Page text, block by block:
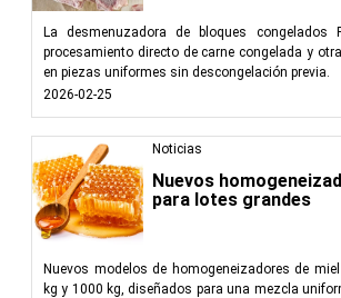
La desmenuzadora de bloques congelados
procesamiento directo de carne congelada y
en piezas uniformes sin descongelación previa.
2026-02-25
Noticias
Nuevos
para lotes grandes
Nuevos modelos de homogeneizadores de
kg y 1000 kg, diseñados para una mezcla